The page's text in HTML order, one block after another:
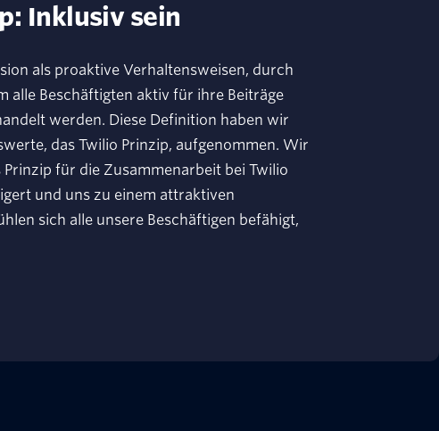
Inklusiv sein
als proaktive Verhaltensweisen, durch
alle Beschäftigten aktiv für ihre Beiträge
werden. Diese Definition haben wir
das Twilio Prinzip, aufgenommen. Wir
für die Zusammenarbeit bei Twilio
und uns zu einem attraktiven
sich alle unsere Beschäftigen befähigt,